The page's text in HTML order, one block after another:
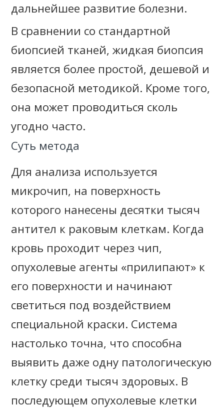
дальнейшее развитие болезни.
В сравнении со стандартной
биопсией тканей, жидкая биопсия
является более простой, дешевой и
безопасной методикой. Кроме того,
она может проводиться сколь
угодно часто.
Суть метода
Для анализа используется
микрочип, на поверхность
которого нанесены десятки тысяч
антител к раковым клеткам. Когда
кровь проходит через чип,
опухолевые агенты «прилипают» к
его поверхности и начинают
светиться под воздействием
специальной краски. Система
настолько точна, что способна
выявить даже одну патологическую
клетку среди тысяч здоровых. В
последующем опухолевые клетки